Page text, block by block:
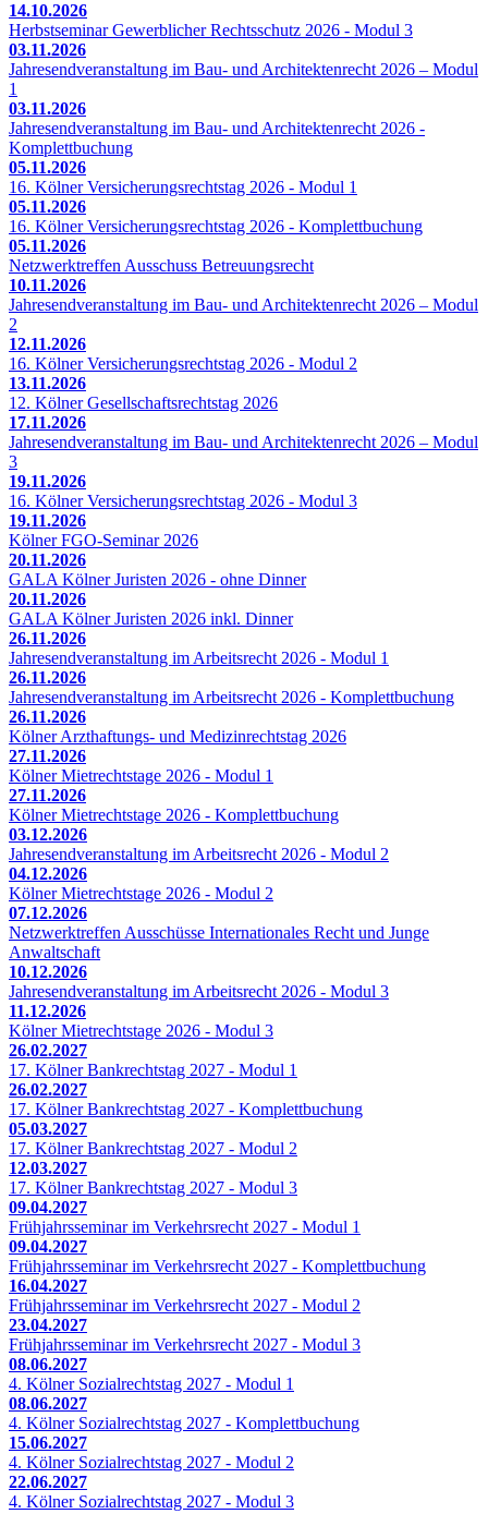
14.10.2026
Herbstseminar Gewerblicher Rechtsschutz 2026 - Modul 3
03.11.2026
Jahresendveranstaltung im Bau- und Architektenrecht 2026 – Modul
1
03.11.2026
Jahresendveranstaltung im Bau- und Architektenrecht 2026 -
Komplettbuchung
05.11.2026
16. Kölner Versicherungsrechtstag 2026 - Modul 1
05.11.2026
16. Kölner Versicherungsrechtstag 2026 - Komplettbuchung
05.11.2026
Netzwerktreffen Ausschuss Betreuungsrecht
10.11.2026
Jahresendveranstaltung im Bau- und Architektenrecht 2026 – Modul
2
12.11.2026
16. Kölner Versicherungsrechtstag 2026 - Modul 2
13.11.2026
12. Kölner Gesellschaftsrechtstag 2026
17.11.2026
Jahresendveranstaltung im Bau- und Architektenrecht 2026 – Modul
3
19.11.2026
16. Kölner Versicherungsrechtstag 2026 - Modul 3
19.11.2026
Kölner FGO-Seminar 2026
20.11.2026
GALA Kölner Juristen 2026 - ohne Dinner
20.11.2026
GALA Kölner Juristen 2026 inkl. Dinner
26.11.2026
Jahresendveranstaltung im Arbeitsrecht 2026 - Modul 1
26.11.2026
Jahresendveranstaltung im Arbeitsrecht 2026 - Komplettbuchung
26.11.2026
Kölner Arzthaftungs- und Medizinrechtstag 2026
27.11.2026
Kölner Mietrechtstage 2026 - Modul 1
27.11.2026
Kölner Mietrechtstage 2026 - Komplettbuchung
03.12.2026
Jahresendveranstaltung im Arbeitsrecht 2026 - Modul 2
04.12.2026
Kölner Mietrechtstage 2026 - Modul 2
07.12.2026
Netzwerktreffen Ausschüsse Internationales Recht und Junge
Anwaltschaft
10.12.2026
Jahresendveranstaltung im Arbeitsrecht 2026 - Modul 3
11.12.2026
Kölner Mietrechtstage 2026 - Modul 3
26.02.2027
17. Kölner Bankrechtstag 2027 - Modul 1
26.02.2027
17. Kölner Bankrechtstag 2027 - Komplettbuchung
05.03.2027
17. Kölner Bankrechtstag 2027 - Modul 2
12.03.2027
17. Kölner Bankrechtstag 2027 - Modul 3
09.04.2027
Frühjahrsseminar im Verkehrsrecht 2027 - Modul 1
09.04.2027
Frühjahrsseminar im Verkehrsrecht 2027 - Komplettbuchung
16.04.2027
Frühjahrsseminar im Verkehrsrecht 2027 - Modul 2
23.04.2027
Frühjahrsseminar im Verkehrsrecht 2027 - Modul 3
08.06.2027
4. Kölner Sozialrechtstag 2027 - Modul 1
08.06.2027
4. Kölner Sozialrechtstag 2027 - Komplettbuchung
15.06.2027
4. Kölner Sozialrechtstag 2027 - Modul 2
22.06.2027
4. Kölner Sozialrechtstag 2027 - Modul 3